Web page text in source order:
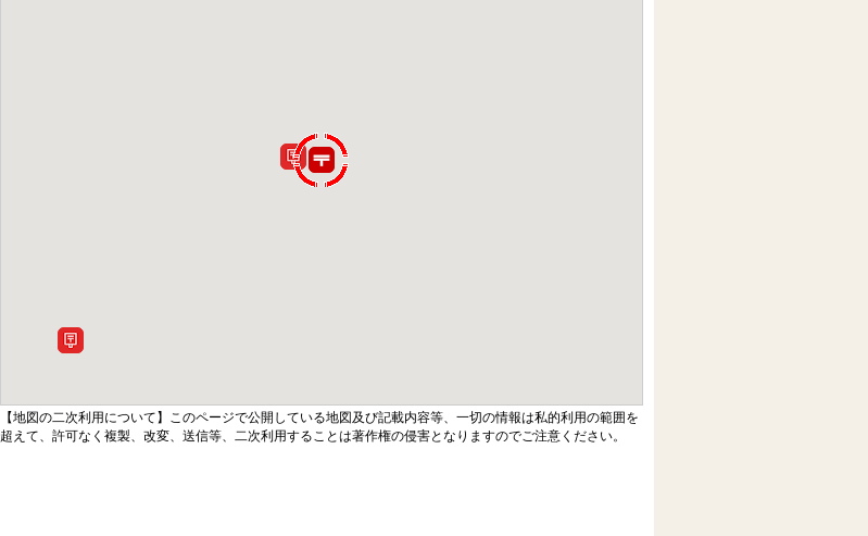
【地図の二次利用について】このページで公開している地図及び記載内容等、一切の情報は私的利用の範囲を
超えて、許可なく複製、改変、送信等、二次利用することは著作権の侵害となりますのでご注意ください。